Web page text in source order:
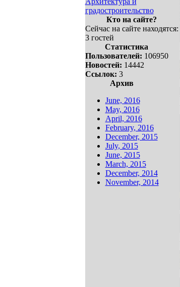
градостроительство
Кто на сайте?
Сейчас на сайте находятся:
3 гостей
Статистика
Пользователей: 106950
Новостей: 14442
Ссылок: 3
Архив
June, 2016
May, 2016
April, 2016
February, 2016
December, 2015
July, 2015
June, 2015
March, 2015
December, 2014
November, 2014